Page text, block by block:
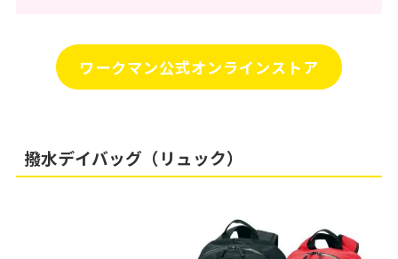
ワークマン公式オンラインストア
撥水デイバッグ（リュック）